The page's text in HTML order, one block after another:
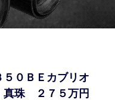
注文販売
納車blog
５０ＢＥカブリオ
真珠 ２７５万円